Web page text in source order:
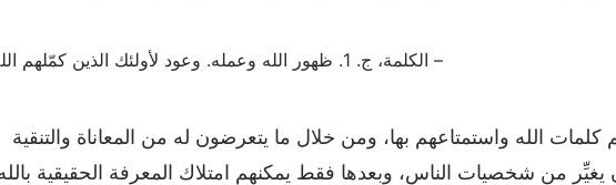
– الكلمة، ج. 1. ظهور الله وعمله. وعود لأولئك الذين كمّلهم الله
الله واستمتاعهم بها، ومن خلال ما يتعرضون له من المعاناة والتنقية
من شخصيات الناس، وبعدها فقط يمكنهم امتلاك المعرفة الحقيقية